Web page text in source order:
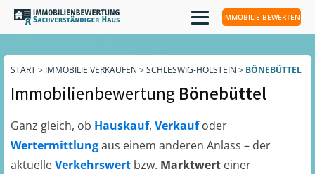
IMMOBILIE BEWERTEN
START> IMMOBILIE VERKAUFEN > SCHLESWIG-HOLSTEIN > BÖNEBÜTTEL
Immobilienbewertung Bönebüttel
Ganz gleich, ob Hauskauf, Verkaufoder
Wertermittlungaus einem anderen Anlass – der
aktuelleVerkehrswert bzw. Marktwert einer